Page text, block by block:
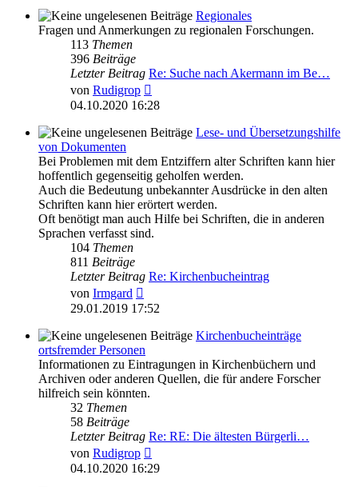
Regionales
Fragen und Anmerkungen zu regionalen Forschungen.
113 Themen
396 Beiträge
Letzter Beitrag Re: Suche nach Akermann im Be…
von Rudigrop
Beitrag
04.10.2020 16:28
Lese- und Übersetzungshilfe
von Dokumenten
Bei Problemen mit dem Entziffern alter Schriften kann hier
hoffentlich gegenseitig geholfen werden.
Auch die Bedeutung unbekannter Ausdrücke in den alten
Schriften kann hier erörtert werden.
Oft benötigt man auch Hilfe bei Schriften, die in anderen
Sprachen verfasst sind.
104 Themen
811 Beiträge
Letzter Beitrag Re: Kirchenbucheintrag
von Irmgard
Beitrag
29.01.2019 17:52
Kirchenbucheinträge
ortsfremder Personen
Informationen zu Eintragungen in Kirchenbüchern und
Archiven oder anderen Quellen, die für andere Forscher
hilfreich sein könnten.
32 Themen
58 Beiträge
Letzter Beitrag Re: RE: Die ältesten Bürgerli…
von Rudigrop
Beitrag
04.10.2020 16:29